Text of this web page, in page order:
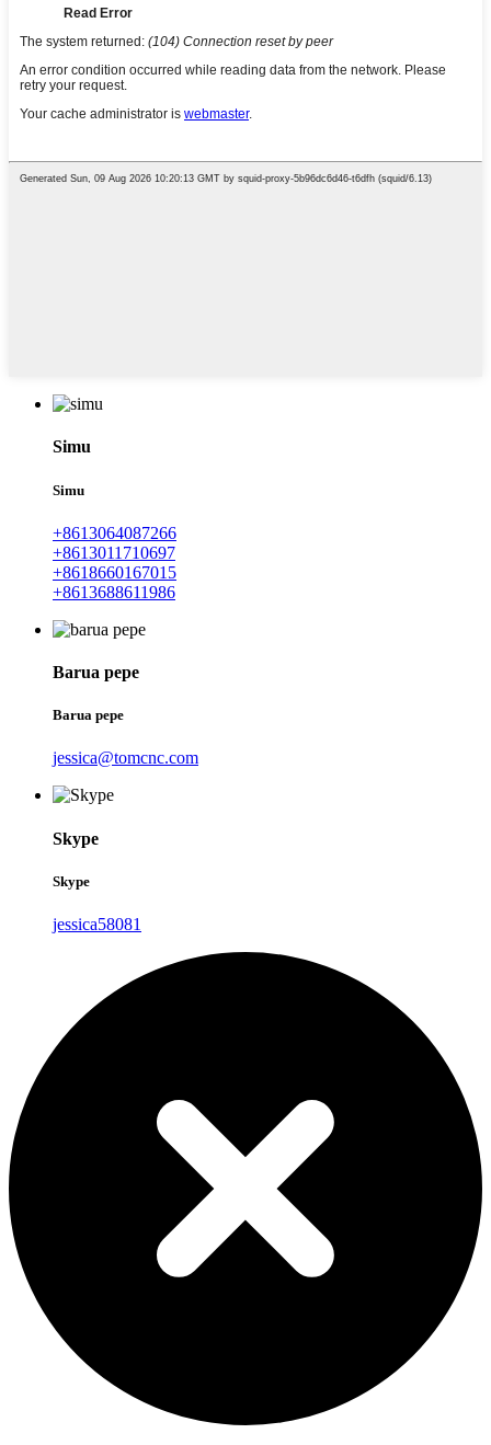
Simu
Simu
+8613064087266
+8613011710697
+8618660167015
+8613688611986
Barua pepe
Barua pepe
jessica@tomcnc.com
Skype
Skype
jessica58081